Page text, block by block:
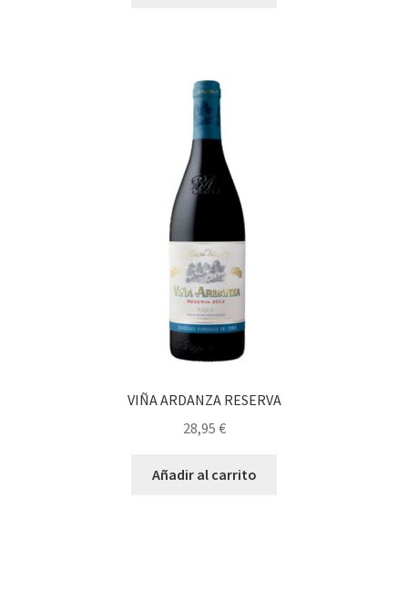
VIÑA ARDANZA RESERVA
28,95 €
Añadir al carrito